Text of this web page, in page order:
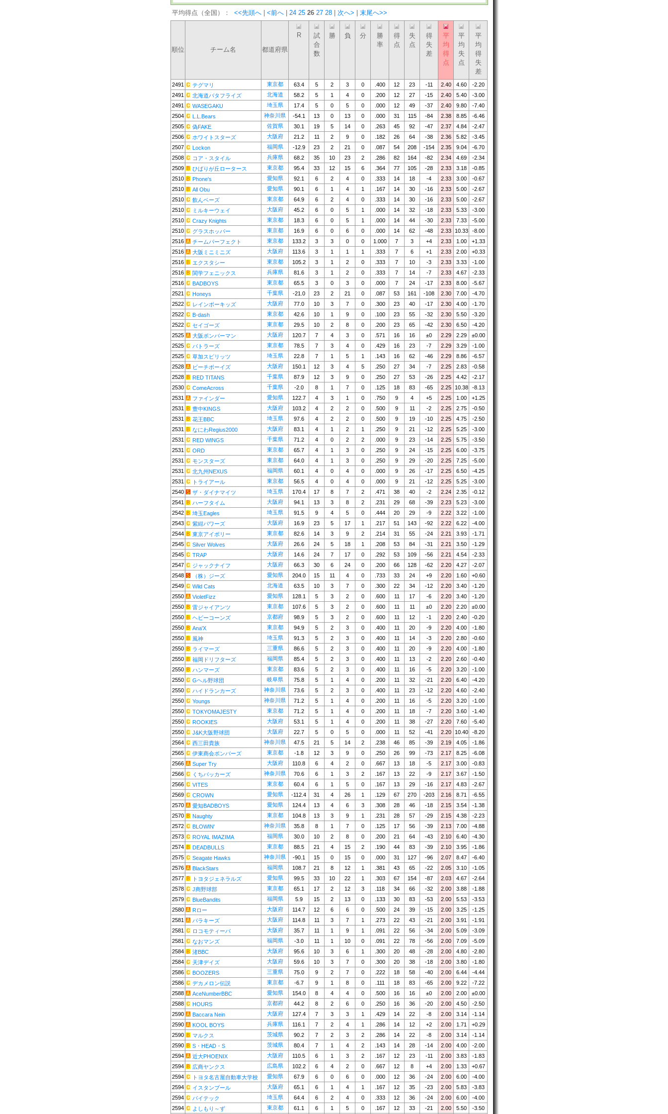
平均得点（全国）： <<先頭へ <前へ 24 25 26 27 28 次へ> 末尾へ>>
順位 チーム名 都道府県
R
試
合
数
勝 負 分
勝
率
得
点
失
点
得
失
差
平
均
得
点
平
均
失
点
平
均
得
失
差
2491 テグマリ 東京都 63.4 5 2 3 0 .400 12 23 -11 2.40 4.60
-2.20
2491
北海道バタフライズ 北海道 58.2 5 1 4 0 .200 12 27 -15 2.40 5.40
-3.00
2491
WASEGAKU 埼玉県 17.4 5 0 5 0 .000 12 49 -37 2.40 9.80
-7.40
2504
L.L.Bears 神奈川県 -54.1 13 0 13 0 .000 31 115 -84 2.38 8.85
-6.46
2505
偽FAKE 佐賀県 30.1 19 5 14 0 .263 45 92 -47 2.37 4.84
-2.47
2506
ホワイトスターズ 大阪府 21.2 11 2 9 0 .182 26 64 -38 2.36 5.82
-3.45
2507
Lockon 福岡県 -12.9 23 2 21 0 .087 54 208 -154 2.35 9.04
-6.70
2508
コア・スタイル 兵庫県 68.2 35 10 23 2 .286 82 164 -82 2.34 4.69
-2.34
2509
ひばりが丘ロータース 東京都 95.4 33 12 15 6 .364 77 105 -28 2.33 3.18
-0.85
2510
Phone's 愛知県 92.1 6 2 4 0 .333 14 18 -4 2.33 3.00
-0.67
2510
All Obu 愛知県 90.1 6 1 4 1 .167 14 30 -16 2.33 5.00
-2.67
2510
飲んベーズ 東京都 64.9 6 2 4 0 .333 14 30 -16 2.33 5.00
-2.67
2510
ミルキーウェイ 大阪府 45.2 6 0 5 1 .000 14 32 -18 2.33 5.33
-3.00
2510
Crazy Knights 東京都 18.3 6 0 5 1 .000 14 44 -30 2.33 7.33
-5.00
2510
グラスホッパー 東京都 16.9 6 0 6 0 .000 14 62 -48 2.33 10.33
-8.00
2516
チームパーフェクト 東京都 133.2 3 3 0 0 1.000 7 3 +4 2.33 1.00
+1.33
2516
大阪ミニミニズ 大阪府 113.6 3 1 1 1 .333 7 6 +1 2.33 2.00
+0.33
2516
エクスタシー 東京都 105.2 3 1 2 0 .333 7 10 -3 2.33 3.33
-1.00
2516
関学フェニックス 兵庫県 81.6 3 1 2 0 .333 7 14 -7 2.33 4.67
-2.33
2516
BADBOYS 東京都 65.5 3 0 3 0 .000 7 24 -17 2.33 8.00
-5.67
2521
Honeys 千葉県 -21.0 23 2 21 0 .087 53 161 -108 2.30 7.00
-4.70
2522
レインボーキッズ 大阪府 77.0 10 3 7 0 .300 23 40 -17 2.30 4.00
-1.70
2522
B-dash 東京都 42.6 10 1 9 0 .100 23 55 -32 2.30 5.50
-3.20
2522
セイゴーズ 東京都 29.5 10 2 8 0 .200 23 65 -42 2.30 6.50
-4.20
2525
大阪ボンバーマン 大阪府 120.7 7 4 3 0 .571 16 16 ±0 2.29 2.29
±0.00
2525
バトラーズ 東京都 78.5 7 3 4 0 .429 16 23 -7 2.29 3.29
-1.00
2525
草加スピリッツ 埼玉県 22.8 7 1 5 1 .143 16 62 -46 2.29 8.86
-6.57
2528
ビーチボーイズ 大阪府 150.1 12 3 4 5 .250 27 34 -7 2.25 2.83
-0.58
2528
RED TITANS 千葉県 87.9 12 3 9 0 .250 27 53 -26 2.25 4.42
-2.17
2530
ComeAcross 千葉県 -2.0 8 1 7 0 .125 18 83 -65 2.25 10.38
-8.13
2531
ファインダー 愛知県 122.7 4 3 1 0 .750 9 4 +5 2.25 1.00
+1.25
2531
豊中KINGS 大阪府 103.2 4 2 2 0 .500 9 11 -2 2.25 2.75
-0.50
2531
花王BBC 埼玉県 97.6 4 2 2 0 .500 9 19 -10 2.25 4.75
-2.50
2531
なにわRegius2000 大阪府 83.1 4 1 2 1 .250 9 21 -12 2.25 5.25
-3.00
2531
RED WINGS 千葉県 71.2 4 0 2 2 .000 9 23 -14 2.25 5.75
-3.50
2531
ORD 東京都 65.7 4 1 3 0 .250 9 24 -15 2.25 6.00
-3.75
2531
モンスターズ 東京都 64.0 4 1 3 0 .250 9 29 -20 2.25 7.25
-5.00
2531
北九州NEXUS 福岡県 60.1 4 0 4 0 .000 9 26 -17 2.25 6.50
-4.25
2531
トライアール 東京都 56.5 4 0 4 0 .000 9 21 -12 2.25 5.25
-3.00
2540
ザ・ダイナマイツ 埼玉県 170.4 17 8 7 2 .471 38 40 -2 2.24 2.35
-0.12
2541
ハーフタイム 大阪府 94.1 13 3 8 2 .231 29 68 -39 2.23 5.23
-3.00
2542
埼玉Eagles 埼玉県 91.5 9 4 5 0 .444 20 29 -9 2.22 3.22
-1.00
2543
紫紺パワーズ 大阪府 16.9 23 5 17 1 .217 51 143 -92 2.22 6.22
-4.00
2544
東京アイボリー 東京都 82.6 14 3 9 2 .214 31 55 -24 2.21 3.93
-1.71
2545
Silver Wolves 大阪府 26.6 24 5 18 1 .208 53 84 -31 2.21 3.50
-1.29
2545
TRAP 大阪府 14.6 24 7 17 0 .292 53 109 -56 2.21 4.54
-2.33
2547
ジャックナイフ 大阪府 66.3 30 6 24 0 .200 66 128 -62 2.20 4.27
-2.07
2548
（株）ジーズ 愛知県 204.0 15 11 4 0 .733 33 24 +9 2.20 1.60
+0.60
2549
Wild Cats 北海道 63.5 10 3 7 0 .300 22 34 -12 2.20 3.40
-1.20
2550
VioletFizz 愛知県 128.1 5 3 2 0 .600 11 17 -6 2.20 3.40
-1.20
2550
雷ジャイアンツ 東京都 107.6 5 3 2 0 .600 11 11 ±0 2.20 2.20
±0.00
2550
ヘビーコーンズ 京都府 98.9 5 3 2 0 .600 11 12 -1 2.20 2.40
-0.20
2550
Ana'X 東京都 94.9 5 2 3 0 .400 11 20 -9 2.20 4.00
-1.80
2550
風神 埼玉県 91.3 5 2 3 0 .400 11 14 -3 2.20 2.80
-0.60
2550
ライマーズ 三重県 86.6 5 2 3 0 .400 11 20 -9 2.20 4.00
-1.80
2550
福岡ドリフターズ 福岡県 85.4 5 2 3 0 .400 11 13 -2 2.20 2.60
-0.40
2550
ハンマーズ 東京都 83.6 5 2 3 0 .400 11 16 -5 2.20 3.20
-1.00
2550
Gヘル野球団 岐阜県 75.8 5 1 4 0 .200 11 32 -21 2.20 6.40
-4.20
2550
ハイドランカーズ 神奈川県 73.6 5 2 3 0 .400 11 23 -12 2.20 4.60
-2.40
2550
Youngs 神奈川県 71.2 5 1 4 0 .200 11 16 -5 2.20 3.20
-1.00
2550
TOKYOMAJESTY 東京都 71.2 5 1 4 0 .200 11 18 -7 2.20 3.60
-1.40
2550
ROOKIES 大阪府 53.1 5 1 4 0 .200 11 38 -27 2.20 7.60
-5.40
2550
J&K大阪野球団 大阪府 22.7 5 0 5 0 .000 11 52 -41 2.20 10.40
-8.20
2564
西三田貴族 神奈川県 47.5 21 5 14 2 .238 46 85 -39 2.19 4.05
-1.86
2565
伊東商会ボンバーズ 東京都 -1.8 12 3 9 0 .250 26 99 -73 2.17 8.25
-6.08
2566
Super Try 大阪府 110.8 6 4 2 0 .667 13 18 -5 2.17 3.00
-0.83
2566
くちバッカーズ 神奈川県 70.6 6 1 3 2 .167 13 22 -9 2.17 3.67
-1.50
2566
VITES 東京都 60.4 6 1 5 0 .167 13 29 -16 2.17 4.83
-2.67
2569
CROWN 愛知県 -112.4 31 4 26 1 .129 67 270 -203 2.16 8.71
-6.55
2570
愛知BADBOYS 愛知県 124.4 13 4 6 3 .308 28 46 -18 2.15 3.54
-1.38
2570
Naughty 東京都 104.8 13 3 9 1 .231 28 57 -29 2.15 4.38
-2.23
2572
BLOWIN' 神奈川県 35.8 8 1 7 0 .125 17 56 -39 2.13 7.00
-4.88
2573
ROYAL IMAZIMA 福岡県 30.0 10 2 8 0 .200 21 64 -43 2.10 6.40
-4.30
2574
DEADBULLS 東京都 88.5 21 4 15 2 .190 44 83 -39 2.10 3.95
-1.86
2575
Seagate Hawks 神奈川県 -90.1 15 0 15 0 .000 31 127 -96 2.07 8.47
-6.40
2576
BlackStars 福岡県 108.7 21 8 12 1 .381 43 65 -22 2.05 3.10
-1.05
2577
トヨタジェネラルズ 愛知県 99.5 33 10 22 1 .303 67 154 -87 2.03 4.67
-2.64
2578
J商野球部 東京都 65.1 17 2 12 3 .118 34 66 -32 2.00 3.88
-1.88
2579
BlueBandits 福岡県 5.9 15 2 13 0 .133 30 83 -53 2.00 5.53
-3.53
2580
Rロー 大阪府 114.7 12 6 6 0 .500 24 39 -15 2.00 3.25
-1.25
2581
パラキーズ 大阪府 114.8 11 3 7 1 .273 22 43 -21 2.00 3.91
-1.91
2581
ロコモティーバ 大阪府 35.7 11 1 9 1 .091 22 56 -34 2.00 5.09
-3.09
2581
なおマンズ 福岡県 -3.0 11 1 10 0 .091 22 78 -56 2.00 7.09
-5.09
2584
渚BBC 大阪府 95.6 10 3 6 1 .300 20 48 -28 2.00 4.80
-2.80
2584
天津デイズ 大阪府 59.6 10 3 7 0 .300 20 38 -18 2.00 3.80
-1.80
2586
BOOZERS 三重県 75.0 9 2 7 0 .222 18 58 -40 2.00 6.44
-4.44
2586
デカメロン伝説 東京都 -6.7 9 1 8 0 .111 18 83 -65 2.00 9.22
-7.22
2588
AceNumberBBC 愛知県 154.0 8 4 4 0 .500 16 16 ±0 2.00 2.00
±0.00
2588
HOURS 京都府 44.2 8 2 6 0 .250 16 36 -20 2.00 4.50
-2.50
2590
Baccara Nein 大阪府 127.4 7 3 3 1 .429 14 22 -8 2.00 3.14
-1.14
2590
KOOL BOYS 兵庫県 116.1 7 2 4 1 .286 14 12 +2 2.00 1.71
+0.29
2590
マルクス 茨城県 90.2 7 2 3 2 .286 14 22 -8 2.00 3.14
-1.14
2590
S・HEAD・S 茨城県 80.4 7 1 4 2 .143 14 28 -14 2.00 4.00
-2.00
2594
近大PHOENIX 大阪府 110.5 6 1 3 2 .167 12 23 -11 2.00 3.83
-1.83
2594
広商ヤンクス 広島県 102.2 6 4 2 0 .667 12 8 +4 2.00 1.33
+0.67
2594
トヨタ名古屋自動車大学校 愛知県 67.9 6 0 6 0 .000 12 36 -24 2.00 6.00
-4.00
2594
イスタンブール 大阪府 65.1 6 1 4 1 .167 12 35 -23 2.00 5.83
-3.83
2594
バイテック 埼玉県 64.4 6 2 4 0 .333 12 36 -24 2.00 6.00
-4.00
2594
よしもり～ず 東京都 61.1 6 1 5 0 .167 12 33 -21 2.00 5.50 -3.50